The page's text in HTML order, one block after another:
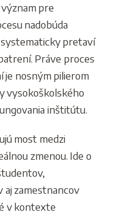
pre
nadobúda
systematicky pretaví
Práve proces
je nosným pilierom
vysokoškolského
inštitútu.
most medzi
zmenou. Ide o
aj zamestnancov
v kontexte